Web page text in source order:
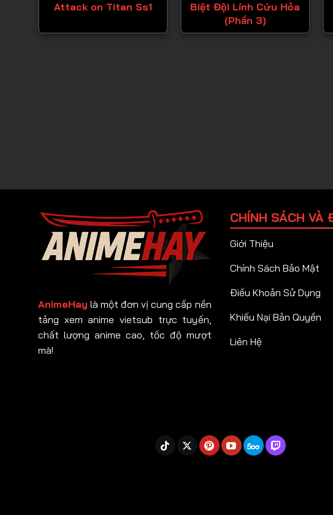
Tập 28
Tập 36
Tập 37
Tập 39
Tập 40
Tập 41
Attack on Titan Ss1
Biệt Đội Lính Cứu Hỏa
(Phần 3)
AnimeHay là một đơn vị cung cấp nền
tảng xem anime vietsub trực tuyến,
chất lượng anime cao, tốc độ mượt
mà!
CHÍNH SÁCH VÀ
Giới Thiệu
Chính Sách Bảo Mật
Điều Khoản Sử Dụng
Khiếu Nại Bản Quyền
Liên Hệ